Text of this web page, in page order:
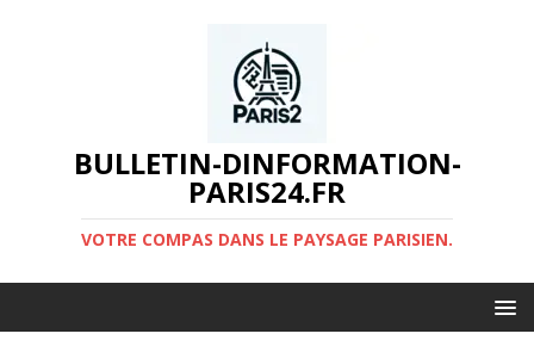
BULLETIN-DINFORMATION-
PARIS24.FR
VOTRE COMPAS DANS LE PAYSAGE PARISIEN.